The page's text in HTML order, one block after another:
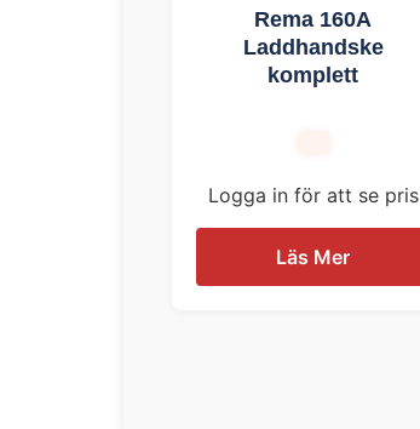
Rema 160A
Laddhandske
komplett
Logga in för att se pris
Läs Mer